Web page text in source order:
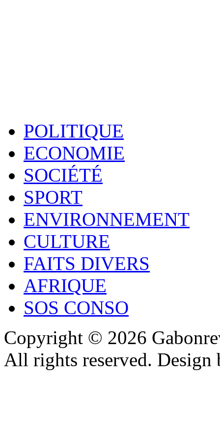
POLITIQUE
ECONOMIE
SOCIÉTÉ
SPORT
ENVIRONNEMENT
CULTURE
FAITS DIVERS
AFRIQUE
SOS CONSO
Copyright © 2026
All rights reserved.